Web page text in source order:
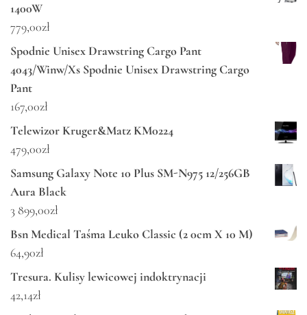
1400W
779,00zł
Spodnie Unisex Drawstring Cargo Pant
4043/Winw/Xs Spodnie Unisex Drawstring Cargo
Pant
167,00zł
Telewizor Kruger&Matz KM0224
479,00zł
Samsung Galaxy Note 10 Plus SM-N975 12/256GB
Aura Black
3 899,00zł
Bsn Medical Taśma Leuko Classic (2 0cm X 10 M)
64,90zł
Tresura. Kulisy lewicowej indoktrynacji
42,14zł